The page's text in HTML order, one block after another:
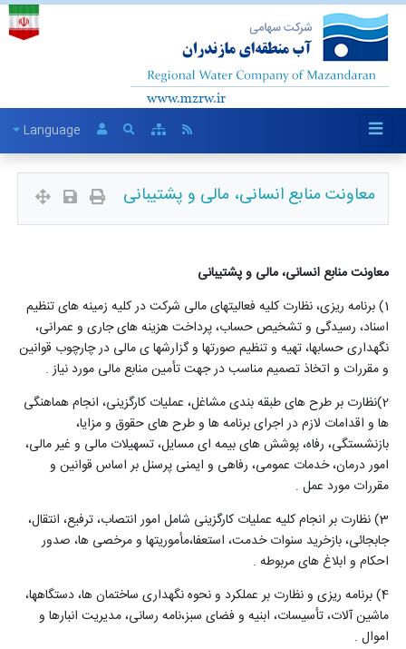
Language
معاونت منابع انسانی، مالی و پشتیبانی
معاونت منابع انسانی، مالی و پشتیبانی
1) برنامه ریزی، نظارت کلیه فعالیتهای مالی شرکت در کلیه زمینه های تنظیم
اسناد، رسیدگی و تشخیص حساب، پرداخت هزینه های جاری و عمرانی،
نگهداری حسابها، تهیه و تنظیم صورتها و گزارشها ی مالی در چارچوب قوانین
و مقررات و اتخاذ تصمیم مناسب در جهت تأمین منابع مالی مورد نیاز .
(2نظارت بر طرح های طبقه بندی مشاغل، عملیات کارگزینی، انجام هماهنگی
ها و اقدامات لازم در اجرای برنامه ها و طرح های حقوق و مزایا،
بازنشستگی، رفاه، پوشش های بیمه ای مسایل، تسهیلات مالی و غیر مالی،
امور درمان، خدمات عمومی، رفاهی و ایمنی پرسنل بر اساس قوانین و
مقررات مورد عمل .
3) نظارت بر انجام کلیه عملیات کارگزینی شامل امور انتصاب، ترفیع، انتقال،
جابجائی، بازخرید سنوات خدمت، استعفا،مأموریتها و مرخصی ها، صدور
احکام و ابلاغ های مربوطه .
4) برنامه ریزی و نظارت بر عملکرد و نحوه نگهداری ساختمان ها، دستگاهها،
ماشین آلات، تأسیسات، ابنیه و فضای سبز،نامه رسانی، مدیریت انبارها و
اموال .